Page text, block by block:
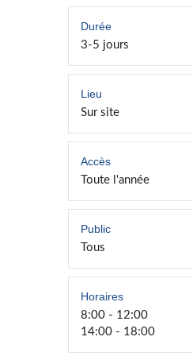
Durée
3-5 jours
Lieu
Sur site
Accès
Toute l'année
Public
Tous
Horaires
8:00 - 12:00
14:00 - 18:00